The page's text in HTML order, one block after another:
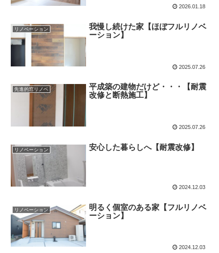
2026.01.18
リノベーション
我慢し続けた家【ほぼフルリノベ
ーション】
2025.07.26
先進的窓リノベ
平成築の建物だけど・・・【耐震
改修と断熱施工】
2025.07.26
リノベーション 安心した暮らしへ【耐震改修】
2024.12.03
リノベーション
明るく個室のある家【フルリノベ
ーション】
2024.12.03